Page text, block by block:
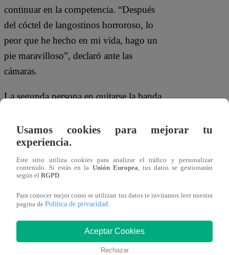
continuar en la competencia. “Después
del cóctel de langostinos horroroso, lo
peor que he hecho en mi vida, hago un
pie maravilloso”, declaró ante las
cámaras.
La segunda persona en quitarse la banda
“¡Qué tal alivio!”, expresó. Sin embargo,
el estudiante manifestó sus nervios por
conocer quién sería la persona expulsada.
sería eliminado quedó entre Wendy
diferencia pequeña, Adolfo fue escogido
como el último estudiante aprobado de la
Usamos cookies para mejorar tu
experiencia.
Este sitio utiliza cookies para analizar el tráfico y personalizar
contenido. Si estás en la Unión Europea, tus datos se gestionarán
según el RGPD.
Para conocer mejor como se utilizan tus datos te invitamos leer nuestra
pagina de Política de privacidad.
Aceptar Cookies
Rechazar